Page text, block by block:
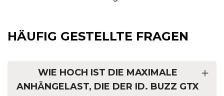
HÄUFIG GESTELLTE FRAGEN
WIE HOCH IST DIE MAXIMALE
ANHÄNGELAST, DIE DER ID. BUZZ GTX